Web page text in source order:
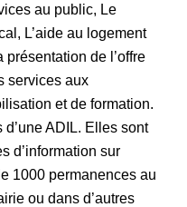
au public, Le
L’aide au logement
de l’offre
services aux
et de formation.
ADIL. Elles sont
d’information sur
1000 permanences au
ou dans d’autres